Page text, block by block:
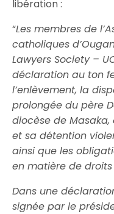
libération :
“Les membres de
catholiques
Lawyers Society –
déclaration au ton
l’enlèvement, la
prolongée du père
diocèse de
et sa détention
ainsi que les
en matière de droits
Dans une
signée par le